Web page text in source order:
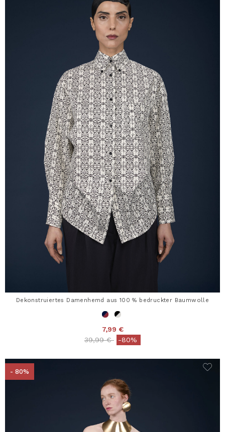
Dekonstruiertes Damenhemd aus 100 % bedruckter Baumwolle
7,99 €
Price reduced from
39,99 €to-80%
- 80%